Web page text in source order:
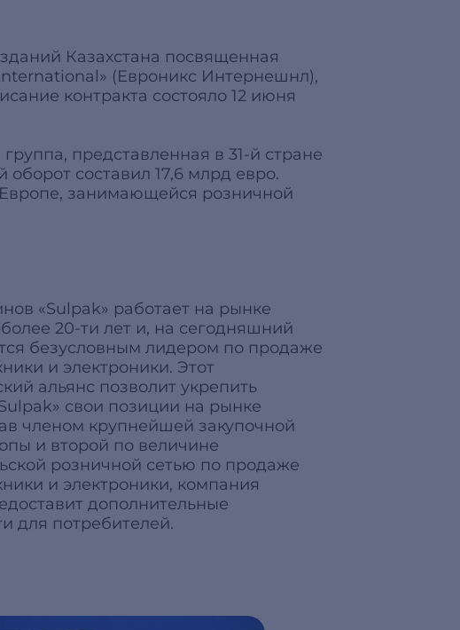
Казахстана посвященная
(Евроникс Интернешнл),
контракта состояло 12 июня
представленная в 31-й стране
составил 17,6 млрд евро.
занимающейся розничной
«Sulpak» работает на рынке
20-ти лет и, на сегодняшний
безусловным лидером по продаже
и электроники. Этот
альянс позволит укрепить
свои позиции на рынке
членом крупнейшей закупочной
и второй по величине
розничной сетью по продаже
и электроники, компания
дополнительные
для потребителей.